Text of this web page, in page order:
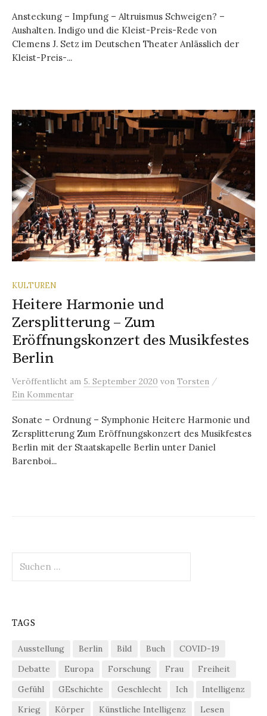
Ansteckung – Impfung – Altruismus Schweigen? –
Aushalten. Indigo und die Kleist-Preis-Rede von
Clemens J. Setz im Deutschen Theater Anlässlich der
Kleist-Preis-...
KULTUREN
Heitere Harmonie und
Zersplitterung – Zum
Eröffnungskonzert des Musikfestes
Berlin
Veröffentlicht am 5. September 2020 von Torsten /
Ein Kommentar
Sonate – Ordnung – Symphonie Heitere Harmonie und
Zersplitterung Zum Eröffnungskonzert des Musikfestes
Berlin mit der Staatskapelle Berlin unter Daniel
Barenboi...
nach:
TAGS
Ausstellung Berlin Bild Buch
COVID-19
Debatte
Europa Forschung Frau
Freiheit
Gefühl
GEschichte Geschlecht Ich
Intelligenz
Krieg
Körper Künstliche Intelligenz Lesen